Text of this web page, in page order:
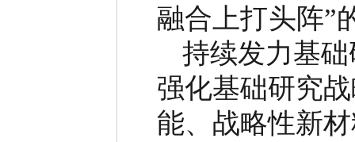
融合上打头阵”
持续发力基
强化基础研究
能、战略性新